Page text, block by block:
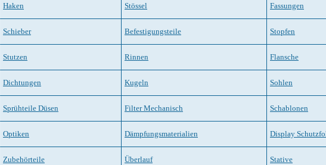
Haken Stössel Fassungen
Schieber Befestigungsteile Stopfen
Stutzen Rinnen Flansche
Dichtungen Kugeln Sohlen
Sprühteile Düsen Filter Mechanisch Schablonen
Optiken Dämpfungsmaterialien Display
Zubehörteile Überlauf Stative